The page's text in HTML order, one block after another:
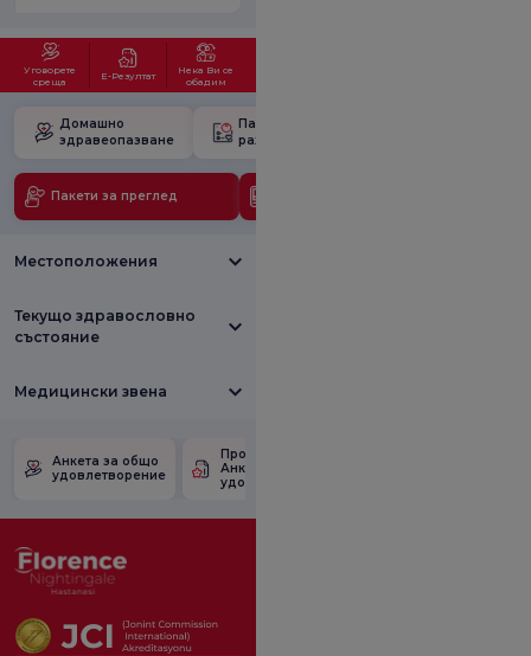
Уговорете
среща
Е-Резултат
Нека Ви се
обадим
Домашно
здравеопазване
Пакет за
раждане
Пакети за преглед
Местоположения
Текущо здравословно
състояние
Медицински звена
Анкета за общо
удовлетворение
Проверете
Анкетата за
удовлетвореност.